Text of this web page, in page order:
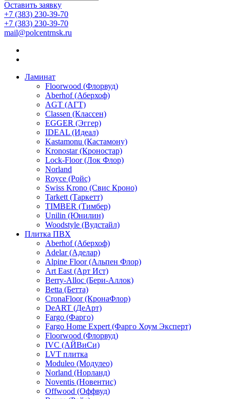
Оставить заявку
+7 (383) 230-39-70
+7 (383) 230-39-70
mail@polcentrnsk.ru
Ламинат
Floorwood (Флорвуд)
Aberhof (Аберхоф)
AGT (АГТ)
Classen (Классен)
EGGER (Эггер)
IDEAL (Идеал)
Kastamonu (Кастамону)
Kronostar (Кроностар)
Lock-Floor (Лок Флор)
Norland
Royce (Ройс)
Swiss Krono (Свис Кроно)
Tarkett (Таркетт)
TIMBER (Тимбер)
Unilin (Юнилин)
Woodstyle (Вудстайл)
Плитка ПВХ
Aberhof (Аберхоф)
Adelar (Аделар)
Alpine Floor (Альпен Флор)
Art East (Арт Ист)
Berry-Alloc (Бери-Аллок)
Betta (Бетта)
CronaFloor (КронаФлор)
DeART (ДеАрт)
Fargo (Фарго)
Fargo Home Expert (Фарго Хоум Эксперт)
Floorwood (Флорвуд)
IVC (АЙВиСи)
LVT плитка
Moduleo (Модулео)
Norland (Норланд)
Noventis (Новентис)
Offwood (Оффвуд)